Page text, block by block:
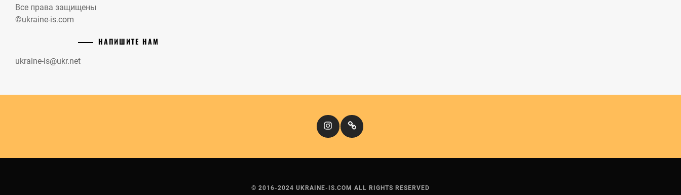
Все права защищены
©ukraine-is.com
НАПИШИТЕ НАМ
ukraine-is@ukr.net
InstagramКіномандри
© 2016-2024 UKRAINE-IS.COM ALL RIGHTS RESERVED